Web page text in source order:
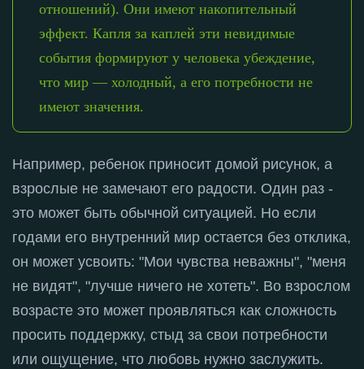
отношений). Они имеют накопительный
эффект. Капля за каплей эти невидимые
события формируют у человека убеждение,
что мир — холодный, а его потребности не
имеют значения.
Например, ребенок приносит домой рисунок, а
взрослые не замечают его радости. Один раз -
это может быть обычной ситуацией. Но если
годами его внутренний мир остается без отклика,
он может усвоить: "Мои чувства неважны", "меня
не видят", "лучше ничего не хотеть". Во взрослом
возрасте это может проявляться как сложность
просить поддержку, стыд за свои потребности
или ощущение, что любовь нужно заслужить.